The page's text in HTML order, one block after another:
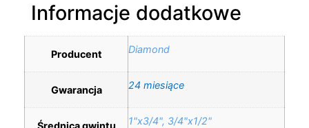
Informacje dodatkowe
Producent Diamond
Gwarancja 24 miesiące
1"x3/4", 3/4"x1/2"